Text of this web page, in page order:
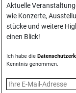
Aktuelle
wie Konzerte,
stücke und weitere
einen Blick!
Ich habe die
Kenntnis genommen.